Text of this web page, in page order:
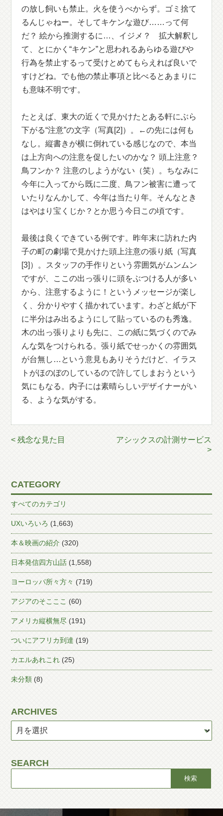
の放し飼いも禁止。火を使うべからず。ゴミ捨て
るんじゃねー。そしてキケンな遊び……って何
だ？ 絵から推測するに…、イジメ？ 拡大解釈し
て、とにかく“キケン”と思われるあらゆる遊びや
行為を禁止するって受けとめてもらえれば良いで
すけどね。でも他の禁止事項と比べるとあまりに
も意味不明です。
たとえば、東大の近くで見かけたとある軒にぶら
下がる“注意”の文字（写真[2]）。←の先には何も
なし。縦書きが横に倒れている感じなので、本当
は上方向への注意を促したいのかな？ 頭上注意？
鳥フンか？ 注意のしようがない（笑）。ちなみに
今年に入ってから既に二度、鳥フン被害に遭って
いたりなんかして、今年は当たり年。そんなとき
はやはり宝くじか？とか思う今日この頃です。
最後は良くできている例です。昨年末に訪れた内
子の町の劇場で見かけた頭上注意の張り紙（写真
[3]）。スタッフの手作りという雰囲気がムンムン
ですが、ここの出っ張りに頭をぶつける人が多い
から、注意するように！というメッセージが楽し
く、分かりやすく描かれています。わざと紙が下
に半分はみ出るようにして貼っているのも秀逸。
木の出っ張りよりも先に、この紙に気づくのでみ
んな気をつけられる。張り紙でせっかくの雰囲気
が台無し…という意見もありそうだけど、イラス
トがほのぼのしているので許してしまおうという
気にもなる。内子には素晴らしいデザイナーがい
る、ような気がする。
< 残念な見た目
アシックスの計測サービス
>
CATEGORY
すべてのカテゴリ
UXいろいろ (1,663)
本＆映画の紹介 (320)
日本発信四方山話 (1,558)
ヨーロッパ所々方々 (719)
アジアのそこここ (60)
アメリカ縦横無尽 (191)
ついにアフリカ到達 (19)
カエルあれこれ (25)
未分類 (8)
ARCHIVES
SEARCH